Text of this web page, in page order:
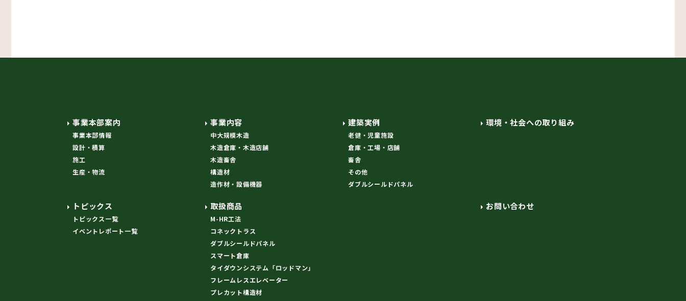
事業本部案内
事業本部情報
設計・積算
施工
生産・物流
事業内容
中大規模木造
木造倉庫・木造店舗
木造畜舎
構造材
造作材・設備機器
建築実例
老健・児童施設
倉庫・工場・店舗
畜舎
その他
ダブルシールドパネル
環境・社会への取り組み
トピックス
トピックス一覧
イベントレポート一覧
取扱商品
M-HR工法
コネックトラス
ダブルシールドパネル
スマート倉庫
タイダウンシステム「ロッドマン」
フレームレスエレベーター
プレカット構造材
お問い合わせ